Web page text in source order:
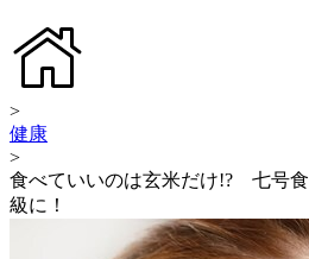
>
健康
>
食べていいのは玄米だけ!? 七号食
級に！